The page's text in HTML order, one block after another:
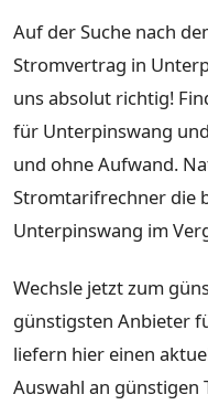
Auf der Suche nach
Stromvertrag in
uns absolut richtig!
für Unterpinswang
und ohne Aufwand.
Stromtarifrechner die
Unterpinswang im
Wechsle jetzt zum
günstigsten Anbieter
liefern hier einen
Auswahl an günstigen